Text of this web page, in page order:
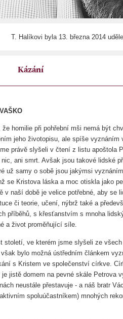
T. Halíkovi byla 13. března 2014
Kázání
homilie při pohřební mši nemá být
jeho životopisu, ale spíše vyznáním
právě slyšeli v čtení z listu apoštola
ani smrt. Avšak jsou takové lidské
už samy o sobě jsou jakýmsi
se Kristova láska a moc otiskla jako
v naší době je velice potřebné, aby se
či teorie, učení, nýbrž také a
příběhů, s křesťanstvím s mnoha
a život proměňující síle.
století, ve kterém jsme slyšeli ze
však bylo možná ústředním článkem
s Kristem ve společenství církve.
jistě domem na pevné skále Petrova
neustále přestavuje - a náš bratr
spoluúčastníkem) mnohých